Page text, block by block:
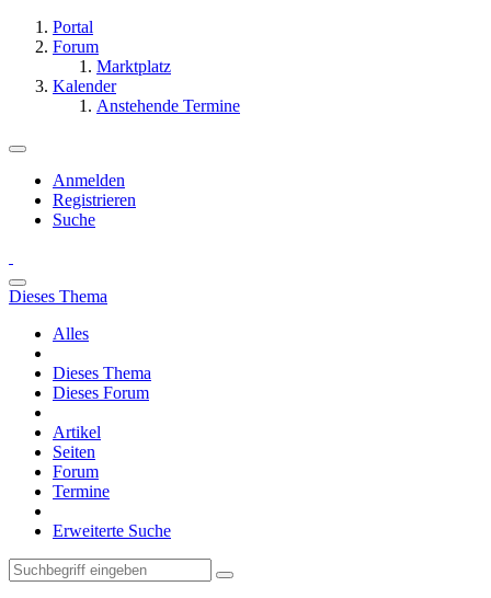
Portal
Forum
Marktplatz
Kalender
Anstehende Termine
Anmelden
Registrieren
Suche
Dieses Thema
Alles
Dieses Thema
Dieses Forum
Artikel
Seiten
Forum
Termine
Erweiterte Suche